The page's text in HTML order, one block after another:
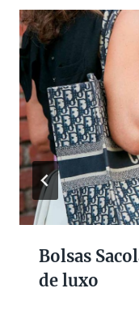
Bolsas
de luxo